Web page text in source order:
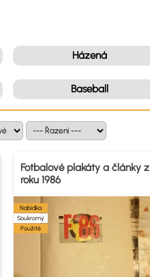
Házená
Baseball
Fotbalové plakáty a články z
roku 1986
Nabídka
Soukromý
Použité